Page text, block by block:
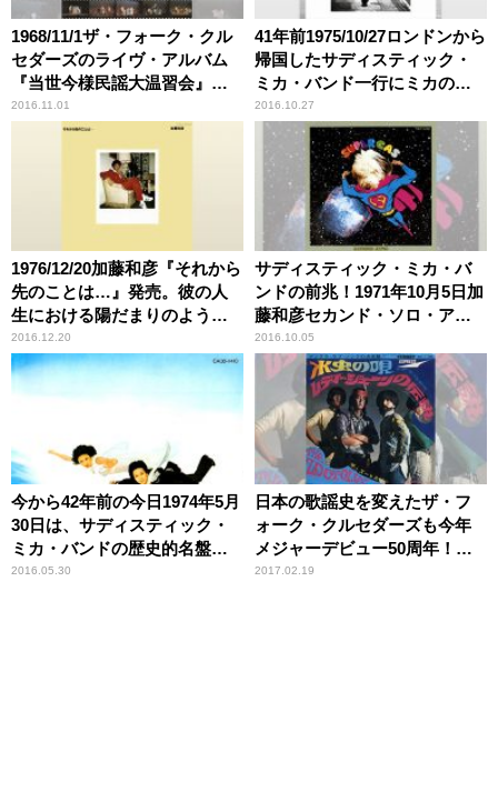
1968/11/1ザ・フォーク・クル
セダーズのライヴ・アルバム
『当世今様民謡大温習会』リ
リース 【大人のMusic
Calendar】
2016.11.01
41年前1975/10/27ロンドンから
帰国したサディスティック・
ミカ・バンド一行にミカの姿
は無かった 【大人のMusic
Calendar】
2016.10.27
1976/12/20加藤和彦『それから
先のことは…』発売。彼の人
生における陽だまりのような
アルバムである【大人のMusic
Calendar】
2016.12.20
サディスティック・ミカ・バ
ンドの前兆！1971年10月5日加
藤和彦セカンド・ソロ・アル
バム『スーパー・ガス』
【大人のMusic Calendar】
2016.10.05
今から42年前の今日1974年5月
30日は、サディスティック・
ミカ・バンドの歴史的名盤
『黒船』が約450時間という前
2016.05.30
日本の歌謡史を変えたザ・フ
ォーク・クルセダーズも今年
メジャーデビュー50周年！
【GO!GO!ドーナツ盤ハンタ
2017.02.19